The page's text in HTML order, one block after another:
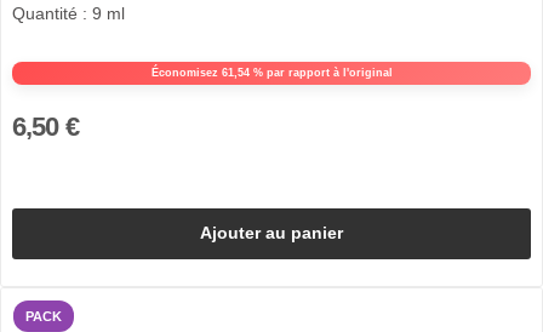
Économisez 61,54 % par rapport à l'original
Quantité : 9 ml
6,50 €
Ajouter au panier
PACK